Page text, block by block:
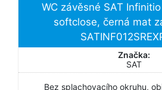
WC závěsné SAT
softclose, černá mat
Značka:
SAT
Bez splachovacího okruhu,